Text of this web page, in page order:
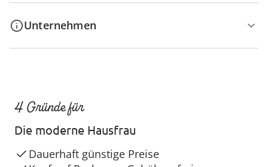
Unternehmen
4 Gründe für
Die moderne Hausfrau
Dauerhaft günstige Preise